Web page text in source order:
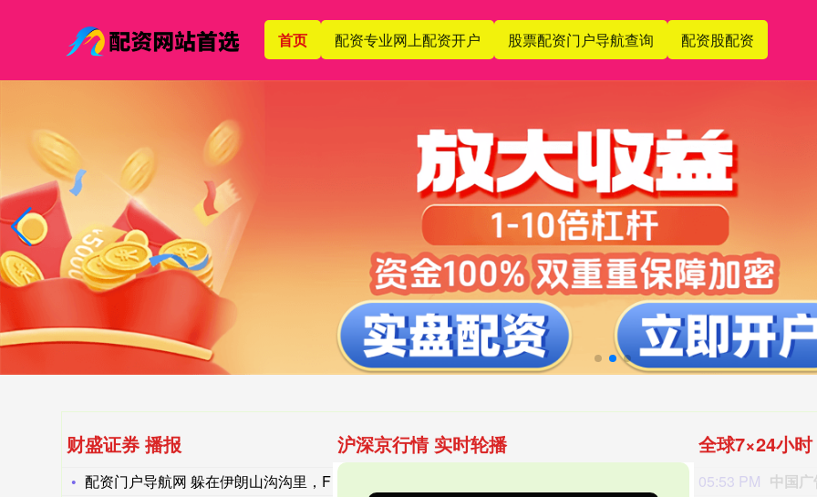
首页 配资专业网上配资开户 股票配资门户导航查询 配资股配资
财盛证券 播报
配资门户导航网 躲在伊朗山沟沟里，F
沪深京行情 实时轮播 全球7×24小
05:53 PM